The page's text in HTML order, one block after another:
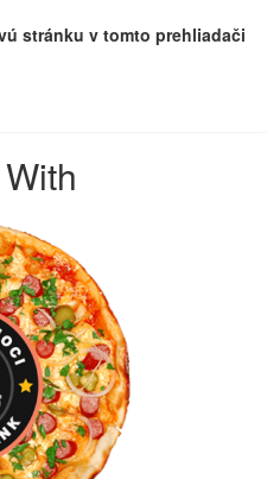
stránku v tomto prehliadači